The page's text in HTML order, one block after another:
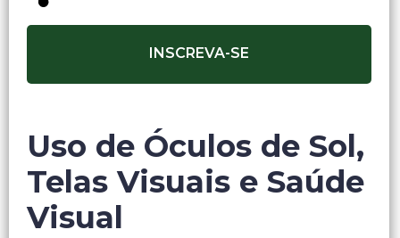
INSCREVA-SE
Uso de Óculos de Sol,
Telas Visuais e Saúde
Visual ​ ​